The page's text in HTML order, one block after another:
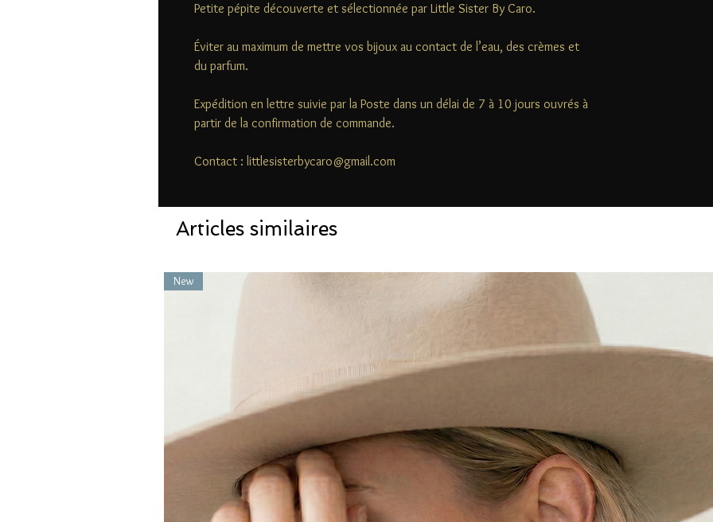
Petite pépite découverte et sélectionnée par Little Sister By Caro.
Éviter au maximum de mettre vos bijoux au contact de l’eau, des crèmes et
du parfum.
Expédition en lettre suivie par la Poste dans un délai de 7 à 10 jours ouvrés à
partir de la confirmation de commande.
Contact : littlesisterbycaro@gmail.com
Articles similaires
New